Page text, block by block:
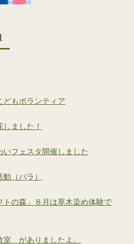
どもボランティア
ました！
いフェスタ開催しました
（バラ）
トの森」８月は草木染め体験で
室 がありましたよ。